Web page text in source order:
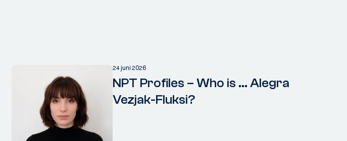
24 juni 2026
NPT Profiles – Who is ... Alegra
Vezjak-Fluksi?